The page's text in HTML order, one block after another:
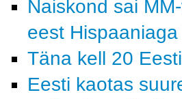
Naiskond sai
eest Hispaaniaga
Täna kell 20
Eesti kaotas